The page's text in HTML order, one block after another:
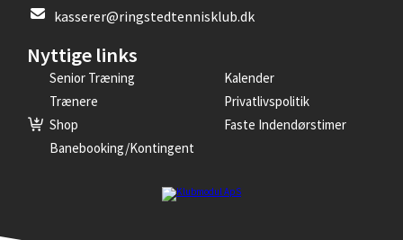
kasserer@ringstedtennisklub.dk
Nyttige links
Senior Træning
Kalender
Trænere
Privatlivspolitik
Shop
Faste Indendørstimer
Banebooking/kontingent